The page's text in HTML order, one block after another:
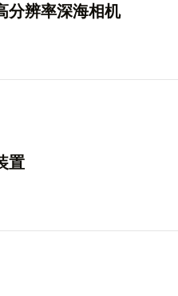
分辨率深海相机
置